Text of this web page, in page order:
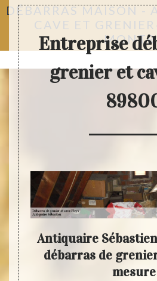
DÉBARRAS MAISON -
CAVE ET
Entreprise
grenier et
un
Antiquaire
débarras de
mesure